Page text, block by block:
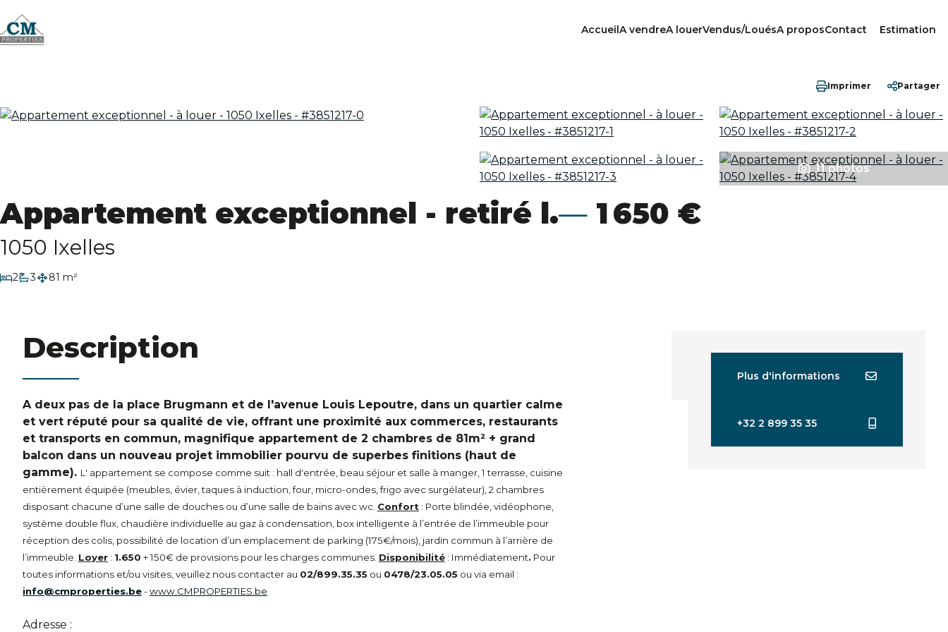
AccueilA vendreA louerVendus/LouésA proposContact Estimation
Appartement exceptionnel - retiré l. 1 650 €
1050 Ixelles
2chambres
3
salles de bain
81 m²
Imprimer Partager
11 photos
Description
A deux pas de la place Brugmann et de l'avenue Louis Lepoutre, dans un quartier calme
et vert réputé pour sa qualité de vie, offrant une proximité aux commerces, restaurants
et transports en commun, magnifique appartement de 2 chambres de 81m² + grand
balcon dans un nouveau projet immobilier pourvu de superbes finitions (haut de
gamme). L' appartement se compose comme suit : hall d'entrée, beau séjour et salle à manger, 1 terrasse, cuisine
entièrement équipée (meubles, évier, taques à induction, four, micro-ondes, frigo avec surgélateur), 2 chambres
disposant chacune d’une salle de douches ou d’une salle de bains avec wc. Confort : Porte blindée, vidéophone,
système double flux, chaudière individuelle au gaz à condensation, box intelligente à l’entrée de l’immeuble pour
réception des colis, possibilité de location d’un emplacement de parking (175€/mois), jardin commun à l’arrière de
l’immeuble. Loyer : 1.650 + 150€ de provisions pour les charges communes. Disponibilité : Immédiatement. Pour
toutes informations et/ou visites, veuillez nous contacter au 02/899.35.35 ou 0478/23.05.05 ou via email :
info@cmproperties.be-www.CMPROPERTIES.be
Adresse :
Plus d'informations
+32 2 899 35 35